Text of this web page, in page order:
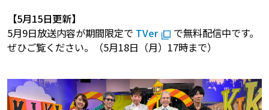
【5月15日更新】
5月9日放送内容が期間限定で TVer
で無料配信中です。
ぜひご覧ください。（5月18日（月）17時まで）